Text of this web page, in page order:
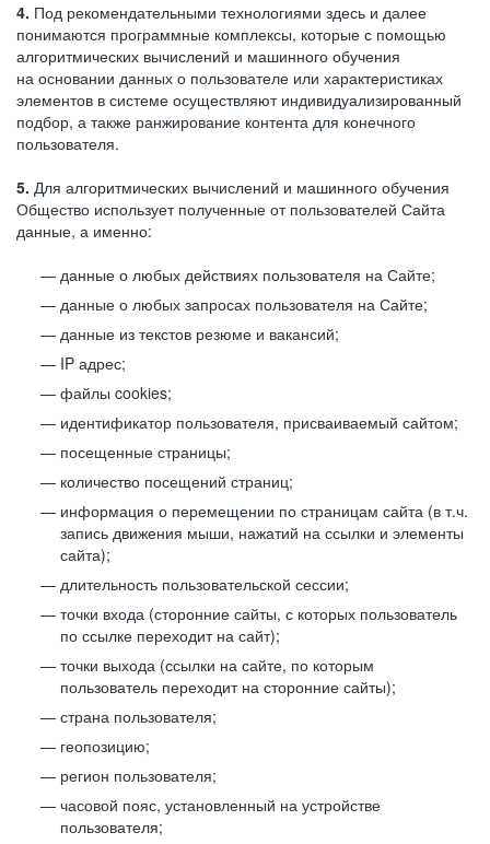
4. Под рекомендательными технологиями здесь и далее
понимаются программные комплексы, которые с помощью
алгоритмических вычислений и машинного обучения
на основании данных о пользователе или характеристиках
элементов в системе осуществляют индивидуализированный
подбор, а также ранжирование контента для конечного
пользователя.
5. Для алгоритмических вычислений и машинного обучения
Общество использует полученные от пользователей Сайта
данные, а именно:
данные о любых действиях пользователя на Сайте;
данные о любых запросах пользователя на Сайте;
данные из текстов резюме и вакансий;
IP адрес;
файлы cookies;
идентификатор пользователя, присваиваемый сайтом;
посещенные страницы;
количество посещений страниц;
информация о перемещении по страницам сайта (в т.ч.
запись движения мыши, нажатий на ссылки и элементы
сайта);
длительность пользовательской сессии;
точки входа (сторонние сайты, с которых пользователь
по ссылке переходит на сайт);
точки выхода (ссылки на сайте, по которым
пользователь переходит на сторонние сайты);
страна пользователя;
геопозицию;
регион пользователя;
часовой пояс, установленный на устройстве
пользователя;